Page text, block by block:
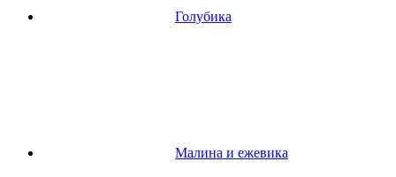
Голубика
Малина и ежевика